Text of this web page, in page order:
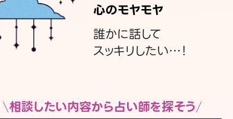
心のモヤモヤ
誰かに話して
スッキリしたい…！
相談したい内容から占い師を探そう